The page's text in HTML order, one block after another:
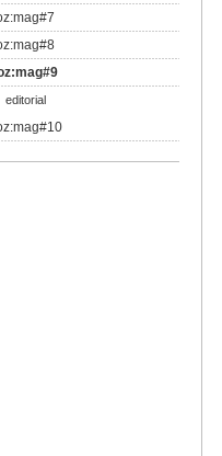
editorial